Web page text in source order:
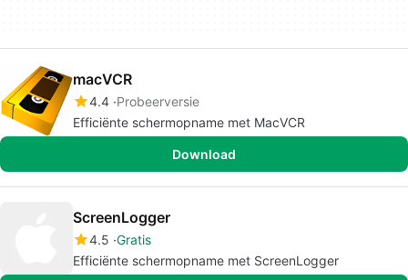
macVCR
4.4 Probeerversie
Efficiënte schermopname met MacVCR
Download
ScreenLogger
4.5 Gratis
Efficiënte schermopname met ScreenLogger